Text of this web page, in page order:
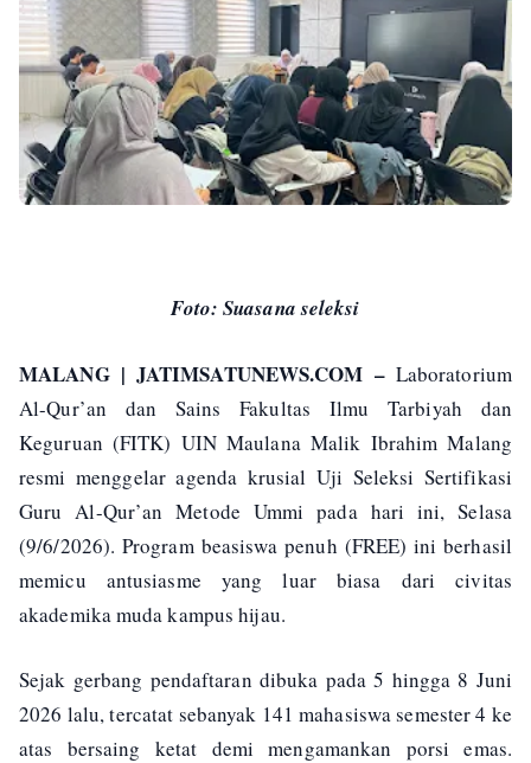
Foto: Suasana seleksi
MALANG | JATIMSATUNEWS.COM – Laboratorium
Al-Qur’an dan Sains Fakultas Ilmu Tarbiyah dan
Keguruan (FITK) UIN Maulana Malik Ibrahim Malang
resmi menggelar agenda krusial Uji Seleksi Sertifikasi
Guru Al-Qur’an Metode Ummi pada hari ini, Selasa
(9/6/2026). Program beasiswa penuh (FREE) ini berhasil
memicu antusiasme yang luar biasa dari civitas
akademika muda kampus hijau.
Sejak gerbang pendaftaran dibuka pada 5 hingga 8 Juni
2026 lalu, tercatat sebanyak 141 mahasiswa semester 4 ke
atas bersaing ketat demi mengamankan porsi emas.